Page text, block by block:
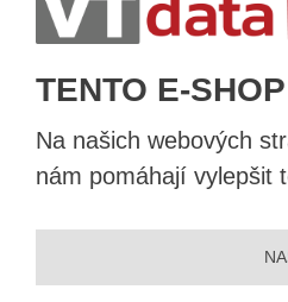
TENTO E-
Na našich webových
nám pomáhají vylepšit
technika
Patro baterie mobile energy